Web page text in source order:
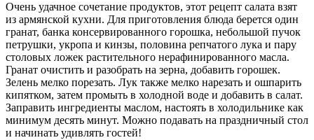
Очень удачное сочетание продуктов, этот рецепт салата взят
из армянской кухни. Для приготовления блюда берется один
гранат, банка консервированного горошка, небольшой пучок
петрушки, укропа и кинзы, половина репчатого лука и пару
столовых ложек растительного нерафинированного масла.
Гранат очистить и разобрать на зерна, добавить горошек.
Зелень мелко порезать. Лук также мелко нарезать и ошпарить
кипятком, затем промыть в холодной воде и добавить в салат.
Заправить ингредиенты маслом, настоять в холодильнике как
минимум десять минут. Можно подавать на праздничный стол
и начинать удивлять гостей!